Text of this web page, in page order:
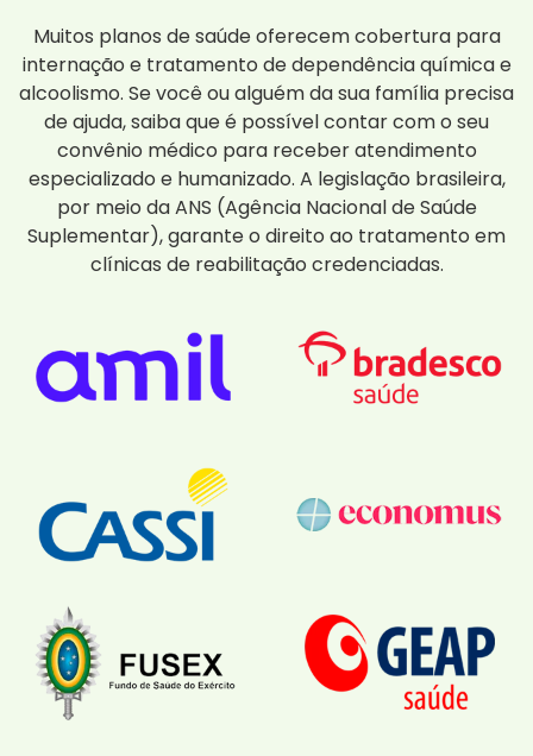
Muitos planos de saúde oferecem cobertura para
internação e tratamento de dependência química e
alcoolismo. Se você ou alguém da sua família precisa
de ajuda, saiba que é possível contar com o seu
convênio médico para receber atendimento
especializado e humanizado. A legislação brasileira,
por meio da ANS (Agência Nacional de Saúde
Suplementar), garante o direito ao tratamento em
clínicas de reabilitação credenciadas.